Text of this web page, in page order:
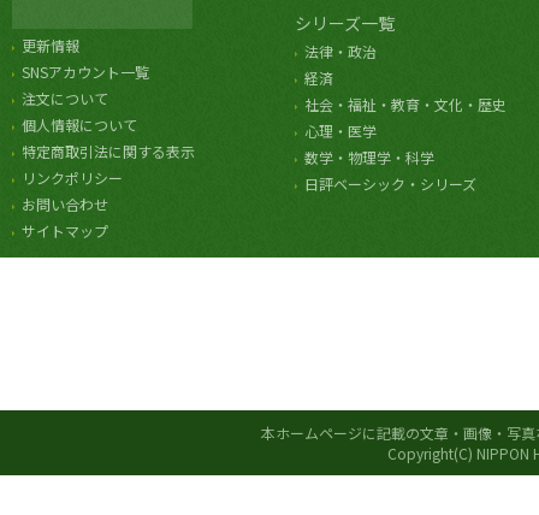
更新情報
SNSアカウント一覧
注文について
個人情報について
特定商取引法に関する表示
リンクポリシー
お問い合わせ
サイトマップ
シリーズ一覧
法律・政治
経済
社会・福祉・教育・文化・歴史
心理・医学
数学・物理学・科学
日評ベーシック・シリーズ
本ホームページに記載の文章・画像・写
Copyright(C) NIPPON